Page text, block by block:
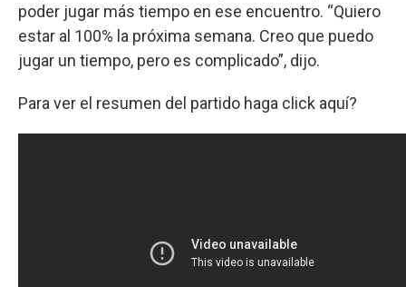
poder jugar más tiempo en ese encuentro. “Quiero
estar al 100% la próxima semana. Creo que puedo
jugar un tiempo, pero es complicado”, dijo.
Para ver el resumen del partido haga click aquí?